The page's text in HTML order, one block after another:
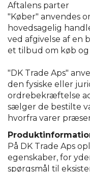
Aftalens parter
"Køber" anvendes
hovedsagelig
ved afgivelse af en
et tilbud om køb
"DK Trade Aps"
den fysiske eller
ordrebekræftelse
sælger de bestilte
hvorfra varer
På DK Trade Aps
egenskaber, for
spørgsmål til